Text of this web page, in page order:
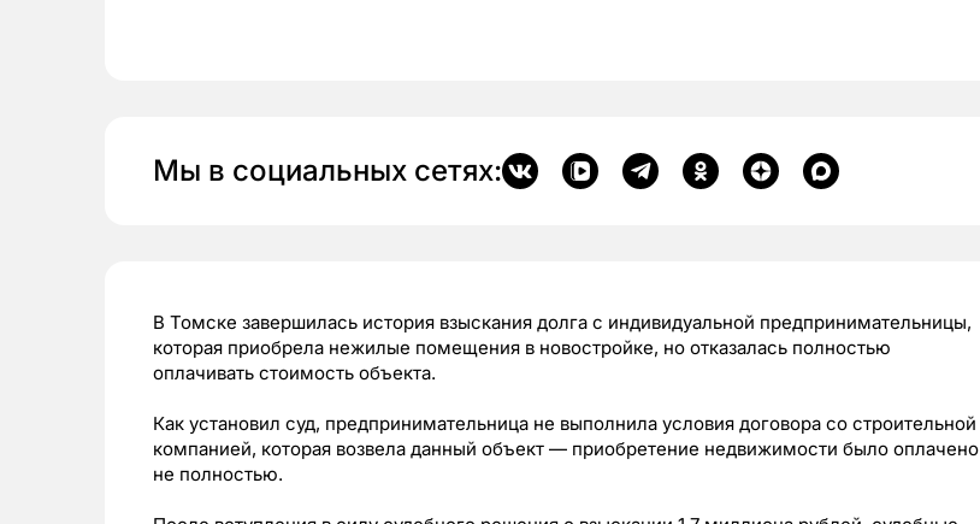
Мы в социальных сетях:
В Томске завершилась история взыскания долга с индивидуальной предпринимательницы,
которая приобрела нежилые помещения в новостройке, но отказалась полностью
оплачивать стоимость объекта.
Как установил суд, предпринимательница не выполнила условия договора со строительной
компанией, которая возвела данный объект — приобретение недвижимости было оплачено
не полностью.